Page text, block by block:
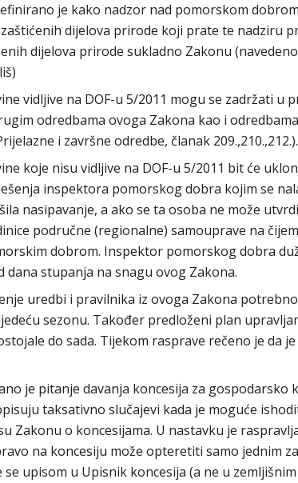
je kako nadzor nad pomorskom
dijelova prirode koji prate te nadziru
dijelova prirode sukladno Zakonu
vidljive na DOF-u 5/2011 mogu se zadržati u
odredbama ovoga Zakona kao i
i završne odredbe, članak 209.,210.,212.).
koje nisu vidljive na DOF-u 5/2011 bit će
inspektora pomorskog dobra kojim se
nasipavanje, a ako se ta osoba ne može
područne (regionalne) samouprave na
dobrom. Inspektor pomorskog dobra
stupanja na snagu ovog Zakona.
uredbi i pravilnika iz ovoga Zakona
sezonu. Također predloženi plan
do sada. Tijekom rasprave rečeno je da
je pitanje davanja koncesija za gospodarsko
taksativno slučajevi kada je moguće
Zakonu o koncesijama. U nastavku je
na koncesiju može opteretiti samo jednim
upisom u Upisnik koncesija (a ne u